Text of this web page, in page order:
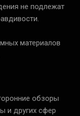
не подлежат
материалов
обзоры
и других сфер